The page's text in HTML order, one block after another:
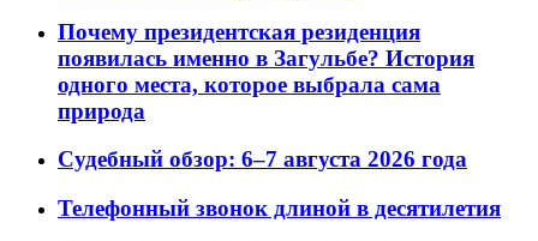
Почему президентская резиденция
появилась именно в Загульбе? История
одного места, которое выбрала сама
природа
Судебный обзор: 6–7 августа 2026 года
Телефонный звонок длиной в десятилетия